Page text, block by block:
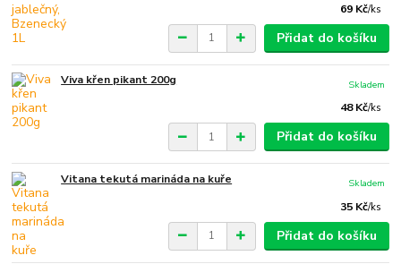
69 Kč/ks
Přidat do košíku
Viva křen pikant 200g
48 Kč/ks
Skladem
Přidat do košíku
Vitana tekutá marináda na kuře
35 Kč/ks
Skladem
Přidat do košíku